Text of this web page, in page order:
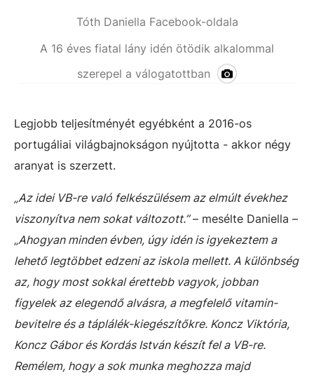
Tóth Daniella Facebook-oldala
A 16 éves fiatal lány idén ötödik alkalommal
szerepel a válogatottban
Legjobb teljesítményét egyébként a 2016-os
portugáliai világbajnokságon nyújtotta - akkor négy
aranyat is szerzett.
„Az idei VB-re való felkészülésem az elmúlt évekhez
viszonyítva nem sokat változott.”– mesélte Daniella –
„Ahogyan minden évben, úgy idén is igyekeztem a
lehető legtöbbet edzeni az iskola mellett. A különbség
az, hogy most sokkal érettebb vagyok, jobban
figyelek az elegendő alvásra, a megfelelő vitamin-
bevitelre és a táplálék-kiegészítőkre. Koncz Viktória,
Koncz Gábor és Kordás István készít fel a VB-re.
Remélem, hogy a sok munka meghozza majd